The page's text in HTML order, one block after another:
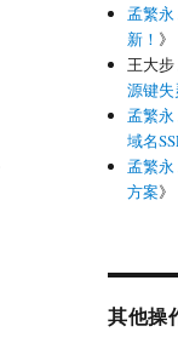
孟繁永
新！ 》
王大步
源键
孟繁永
域名
孟繁永
方案》
其他操